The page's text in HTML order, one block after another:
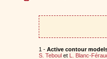
1 - Active contour
S. Teboulet L. Blanc-